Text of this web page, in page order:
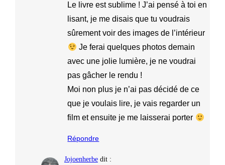
Le livre est sublime ! J’ai pensé à toi en
lisant, je me disais que tu voudrais
sûrement voir des images de l’intérieur
Je ferai quelques photos demain
avec une jolie lumière, je ne voudrai
pas gâcher le rendu !
Moi non plus je n’ai pas décidé de ce
que je voulais lire, je vais regarder un
film et ensuite je me laisserai porter
Répondre
Jojoenherbe dit :